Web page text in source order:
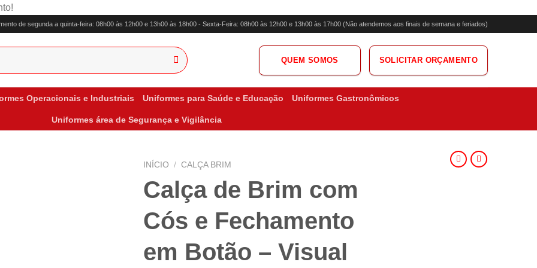
de segunda a quinta-feira: 08h00 às 12h00 e 13h00 às 18h00 - Sexta-Feira: 08h00 às 12h00 e 13h00 às 17h00 (Não atendemos aos finais de semana e feriados)
QUEM SOMOS SOLICITAR ORÇAMENTO
Operacionais e Industriais Uniformes para Saúde e Educação Uniformes Gastronômicos
Uniformes área de Segurança e Vigilância
INÍCIO / CALÇA BRIM
Calça de Brim com
Cós e Fechamento
em Botão – Visual